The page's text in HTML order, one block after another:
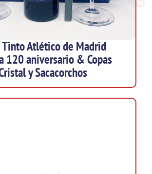
Atlético de Madrid
120 aniversario & Copas
y Sacacorchos